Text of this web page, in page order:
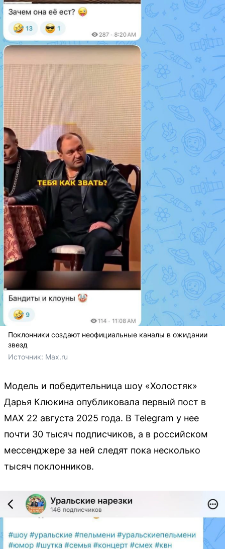
Поклонники создают неофициальные каналы в ожидании
звезд
Источник: Max.ru
Модель и победительница шоу «Холостяк»
Дарья Клюкина опубликовала первый пост в
MAX 22 августа 2025 года. В Telegram у нее
почти 30 тысяч подписчиков, а в российском
мессенджере за ней следят пока несколько
тысяч поклонников.